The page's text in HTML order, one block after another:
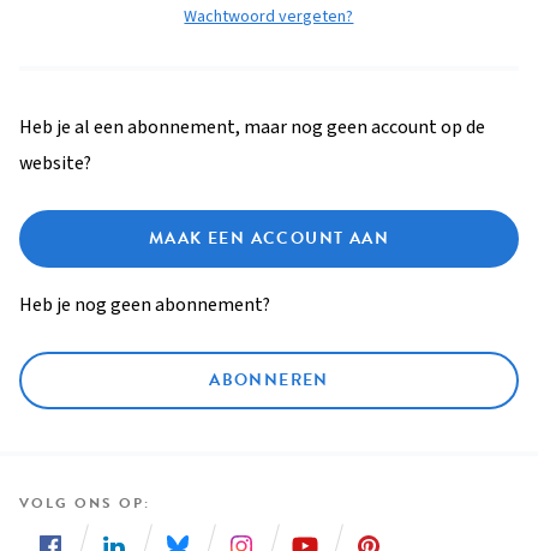
Wachtwoord vergeten?
Heb je al een abonnement, maar nog geen account op de
website?
MAAK EEN ACCOUNT AAN
Heb je nog geen abonnement?
ABONNEREN
VOLG ONS OP